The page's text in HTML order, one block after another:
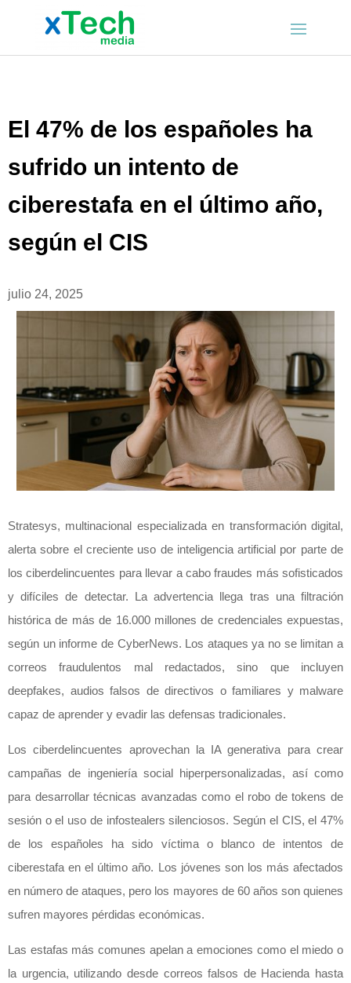
El 47% de los españoles ha
sufrido un intento de
ciberestafa en el último año,
según el CIS
julio 24, 2025
Stratesys, multinacional especializada en transformación digital,
alerta sobre el creciente uso de inteligencia artificial por parte de
los ciberdelincuentes para llevar a cabo fraudes más sofisticados
y difíciles de detectar. La advertencia llega tras una filtración
histórica de más de 16.000 millones de credenciales expuestas,
según un informe de CyberNews. Los ataques ya no se limitan a
correos fraudulentos mal redactados, sino que incluyen
deepfakes, audios falsos de directivos o familiares y malware
capaz de aprender y evadir las defensas tradicionales.
Los ciberdelincuentes aprovechan la IA generativa para crear
campañas de ingeniería social hiperpersonalizadas, así como
para desarrollar técnicas avanzadas como el robo de tokens de
sesión o el uso de infostealers silenciosos. Según el CIS, el 47%
de los españoles ha sido víctima o blanco de intentos de
ciberestafa en el último año. Los jóvenes son los más afectados
en número de ataques, pero los mayores de 60 años son quienes
sufren mayores pérdidas económicas.
Las estafas más comunes apelan a emociones como el miedo o
la urgencia, utilizando desde correos falsos de Hacienda hasta